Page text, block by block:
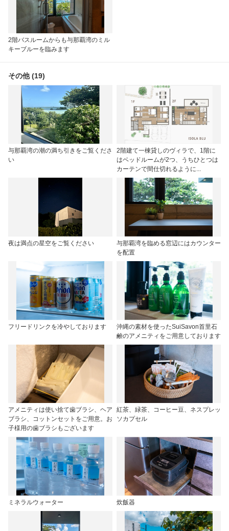
2階バスルームからも与那覇湾のミル
キーブルーを臨みます
その他 (19)
与那覇湾の潮の満ち引きをご覧くださ
い
2階建て一棟貸しのヴィラで、1階に
はベッドルームが2つ、うちひとつは
カーテンで間仕切れるように...
夜は満点の星空をご覧ください
与那覇湾を臨める窓辺にはカウンター
を配置
フリードリンクを冷やしております
沖縄の素材を使ったSuiSavon首里石
鹸のアメニティをご用意しております
アメニティは使い捨て歯ブラシ、ヘア
ブラシ、コットンセットをご用意。お
子様用の歯ブラシもございます
紅茶、緑茶、コーヒー豆、ネスプレッ
ソカプセル
ミネラルウォーター 炊飯器